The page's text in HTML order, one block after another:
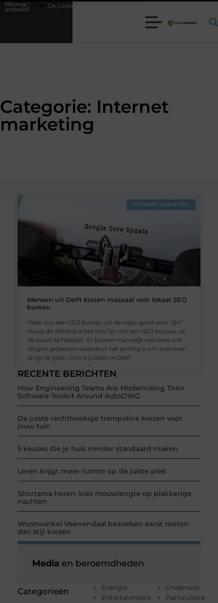
Nieuwe
artikelen De juiste rechthoekige trampoline kiezen voor jouw tuin
Categorie: Internet
marketing
RECENTE BERICHTEN
How Engineering Teams Are Modernising Their
Software Toolkit Around AutoDWG
De juiste rechthoekige trampoline kiezen voor
jouw tuin
5 keuzes die je huis minder standaard maken
Leren krijgt meer ruimte op de juiste plek
Shortama heren: kies mouwlengte op plakkerige
nachten
Woonwinkel Veenendaal bezoeken eerst meten
dan stijl kiezen
Categorieën
Energie
Entertainment
Onderwijs
Particuliere
Media en beroemdheden
INTERNET MARKETING
Mensen uit Delft kiezen massaal voor lokaal SEO
bureau
Waar zou een SEO bureau uit de regio goed voor zijn?
Naast de afstand is het ook fijn om een SEO bureau uit
de buurt te hebben. Er kunnen namelijk wel eens wat
dingen gebeuren waardoor het prettig is om snel even
langs te gaan. Ook wij zitten in Delft